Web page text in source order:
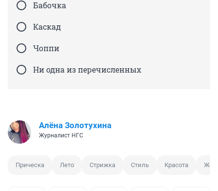
Бабочка
Каскад
Чоппи
Ни одна из перечисленных
Алёна Золотухина
Журналист НГС
Прическа Лето Стрижка Стиль Красота